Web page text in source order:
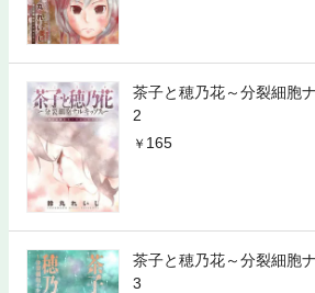
茶子と穂乃花～分裂細胞
2
165
茶子と穂乃花～分裂細胞
3